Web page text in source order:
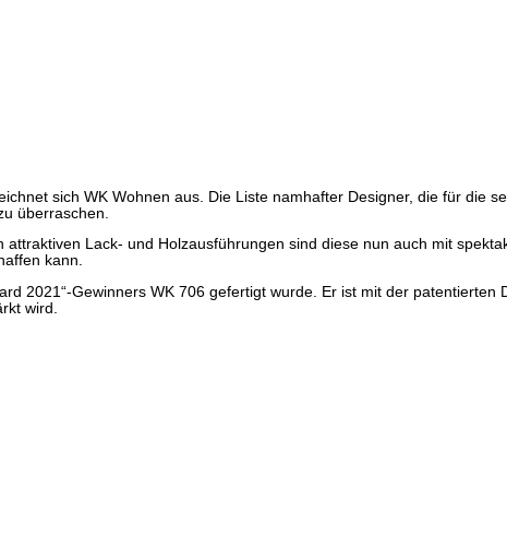
sich WK Wohnen aus. Die Liste namhafter Designer, die für die
überraschen.
Lack- und Holzausführungen sind diese nun auch mit
kann.
2021“-Gewinners WK 706 gefertigt wurde. Er ist mit der
wird.